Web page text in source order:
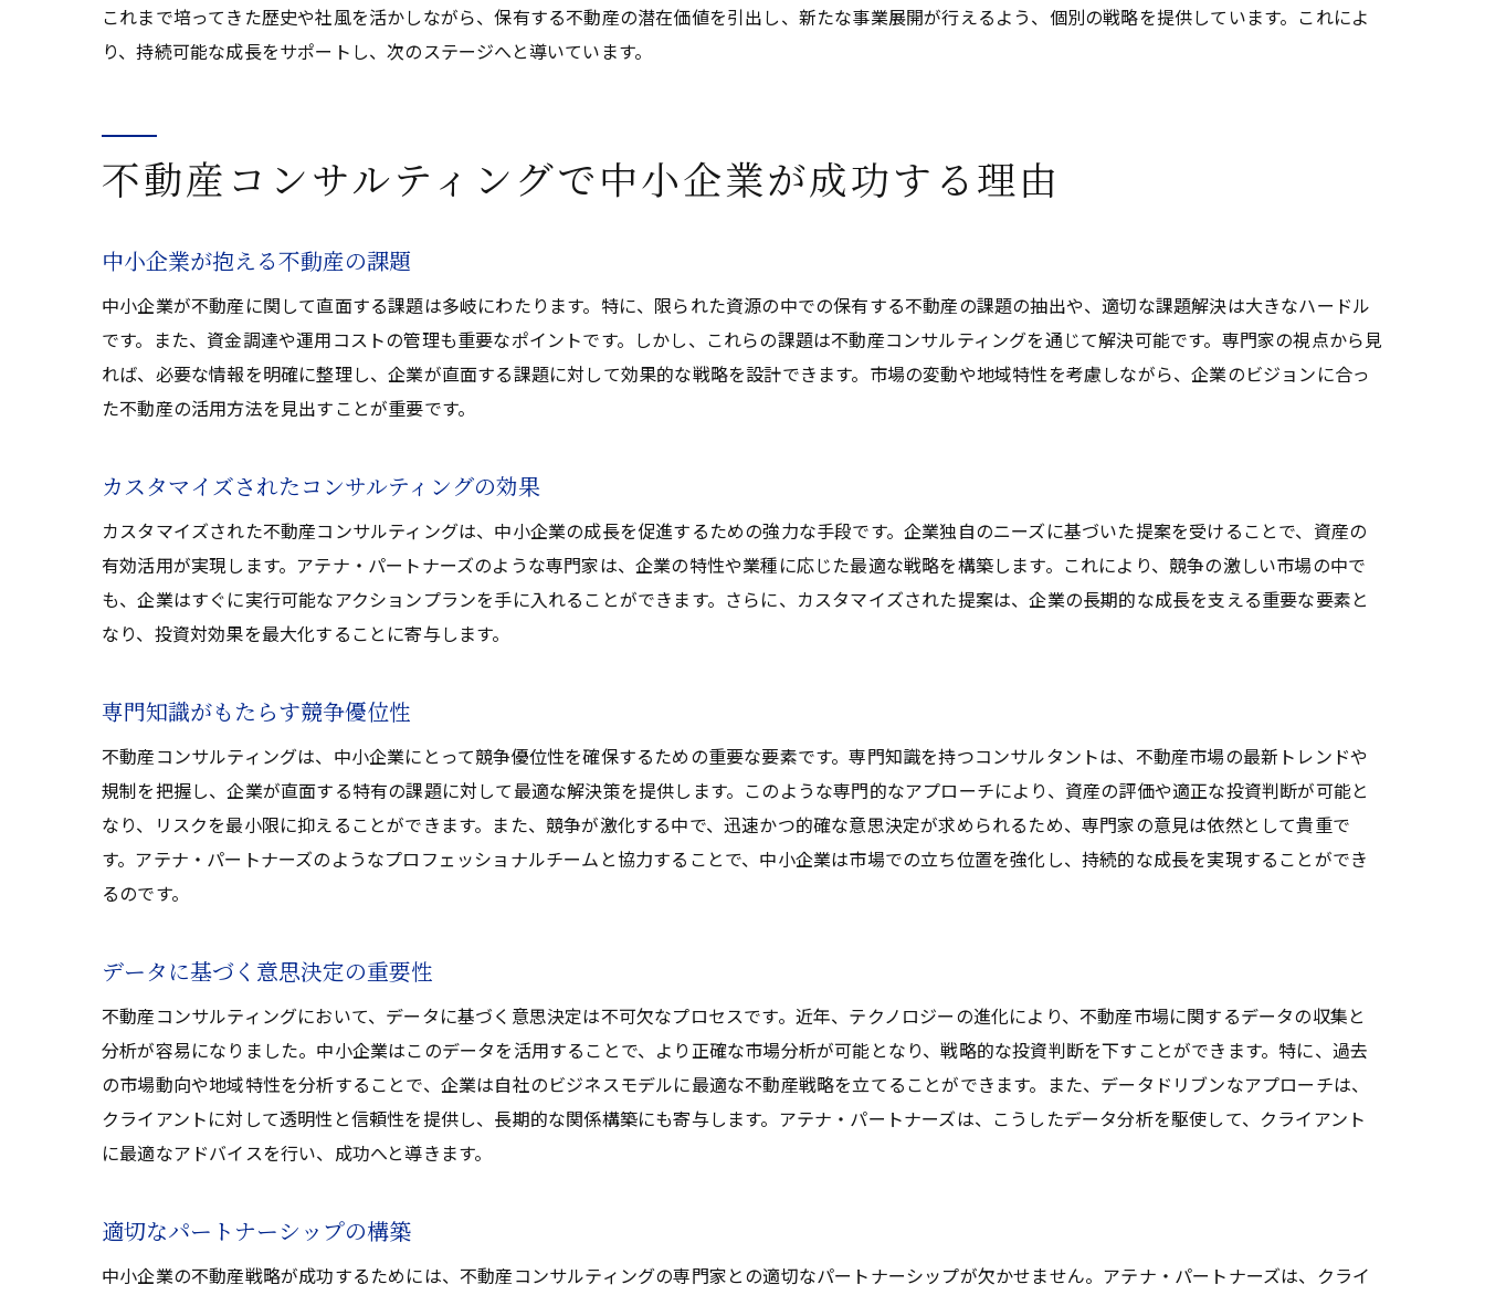
持続可能な成長のためのビジョン
革新的なアプローチによる未来創造
不動産コンサルティングで描く中小企業の未来
これまで培ってきた歴史や社風を活かしながら、保有する不動産の潜在価値を引出し、新たな事業展開が行えるよう、個別の戦略を提供しています。これによ
り、持続可能な成長をサポートし、次のステージへと導いています。
不動産コンサルティングで中小企業が成功する理由
中小企業が抱える不動産の課題
中小企業が不動産に関して直面する課題は多岐にわたります。特に、限られた資源の中での保有する不動産の課題の抽出や、適切な課題解決は大きなハードル
です。また、資金調達や運用コストの管理も重要なポイントです。しかし、これらの課題は不動産コンサルティングを通じて解決可能です。専門家の視点から見
れば、必要な情報を明確に整理し、企業が直面する課題に対して効果的な戦略を設計できます。市場の変動や地域特性を考慮しながら、企業のビジョンに合っ
た不動産の活用方法を見出すことが重要です。
カスタマイズされたコンサルティングの効果
カスタマイズされた不動産コンサルティングは、中小企業の成長を促進するための強力な手段です。企業独自のニーズに基づいた提案を受けることで、資産の
有効活用が実現します。アテナ・パートナーズのような専門家は、企業の特性や業種に応じた最適な戦略を構築します。これにより、競争の激しい市場の中で
も、企業はすぐに実行可能なアクションプランを手に入れることができます。さらに、カスタマイズされた提案は、企業の長期的な成長を支える重要な要素と
なり、投資対効果を最大化することに寄与します。
専門知識がもたらす競争優位性
不動産コンサルティングは、中小企業にとって競争優位性を確保するための重要な要素です。専門知識を持つコンサルタントは、不動産市場の最新トレンドや
規制を把握し、企業が直面する特有の課題に対して最適な解決策を提供します。このような専門的なアプローチにより、資産の評価や適正な投資判断が可能と
なり、リスクを最小限に抑えることができます。また、競争が激化する中で、迅速かつ的確な意思決定が求められるため、専門家の意見は依然として貴重で
す。アテナ・パートナーズのようなプロフェッショナルチームと協力することで、中小企業は市場での立ち位置を強化し、持続的な成長を実現することができ
るのです。
データに基づく意思決定の重要性
不動産コンサルティングにおいて、データに基づく意思決定は不可欠なプロセスです。近年、テクノロジーの進化により、不動産市場に関するデータの収集と
分析が容易になりました。中小企業はこのデータを活用することで、より正確な市場分析が可能となり、戦略的な投資判断を下すことができます。特に、過去
の市場動向や地域特性を分析することで、企業は自社のビジネスモデルに最適な不動産戦略を立てることができます。また、データドリブンなアプローチは、
クライアントに対して透明性と信頼性を提供し、長期的な関係構築にも寄与します。アテナ・パートナーズは、こうしたデータ分析を駆使して、クライアント
に最適なアドバイスを行い、成功へと導きます。
適切なパートナーシップの構築
中小企業の不動産戦略が成功するためには、不動産コンサルティングの専門家との適切なパートナーシップが欠かせません。アテナ・パートナーズは、クライ